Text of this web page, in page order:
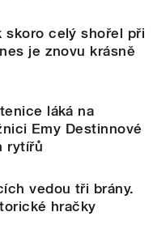
skoro celý shořel při
je znovu krásně
láká na
Emy Destinnové
rytířů
vedou tři brány.
hračky